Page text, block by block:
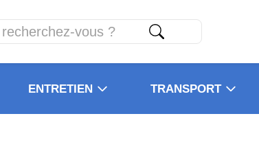
ENTRETIEN TRANSPORT